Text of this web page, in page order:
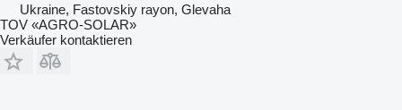
Ukraine, Fastovskiy rayon, Glevaha
TOV «AGRO-SOLAR»
Verkäufer kontaktieren